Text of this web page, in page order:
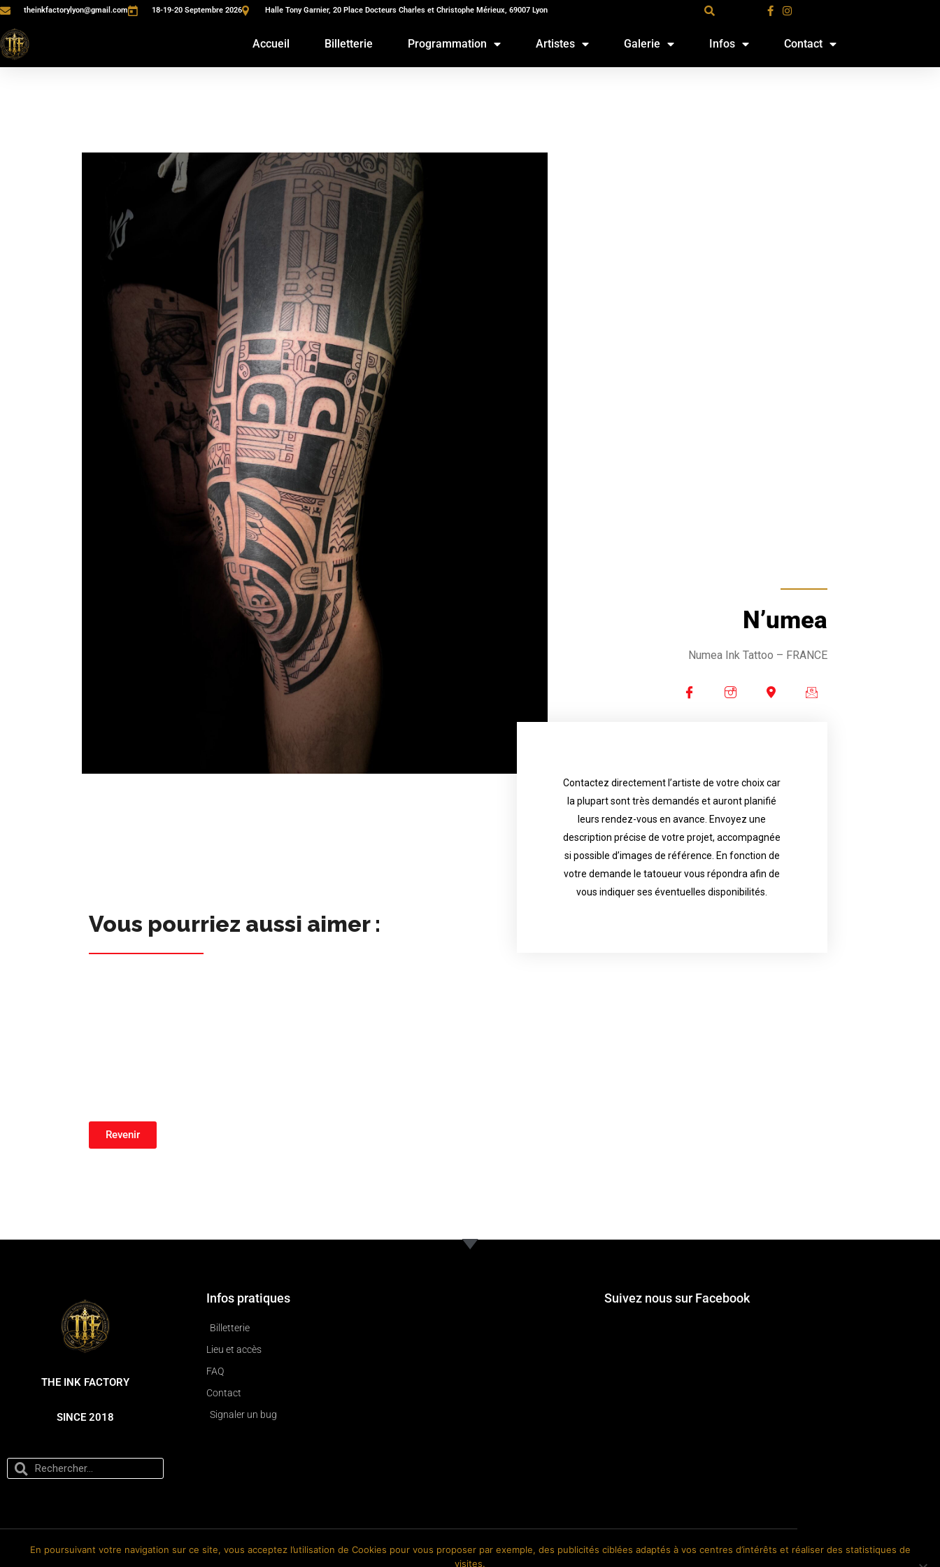
theinkfactorylyon@gmail.com 18-19-20 Septembre 2026 Halle Tony Garnier, 20 Place Docteurs Charles et Christophe Mérieux, 69007 Lyon
Accueil Billetterie Programmation Artistes Galerie Infos Contact
N’umea
Numea Ink Tattoo – FRANCE
Contactez directement l’artiste de votre choix car
la plupart sont très demandés et auront planifié
leurs rendez-vous en avance. Envoyez une
description précise de votre projet, accompagnée
si possible d’images de référence. En fonction de
votre demande le tatoueur vous répondra afin de
vous indiquer ses éventuelles disponibilités.
Contact directly the artist of your choice because
most are in great demand and will have planned
their appointments in advance. Send an accurate
description of your project, if possible attached
with reference images. Depending your request,
the tattoo artist will answer to tell you his
availability.
Vous pourriez aussi aimer :
Revenir
THE INK FACTORY
SINCE 2018
Infos pratiques
Billetterie
Lieu et accès
FAQ
Contact
Signaler un bug
Suivez nous sur Facebook
En poursuivant votre navigation sur ce site, vous acceptez l’utilisation de Cookies pour vous proposer par exemple, des publicités ciblées adaptés à vos centres d’intérêts et réaliser des statistiques de
visites.